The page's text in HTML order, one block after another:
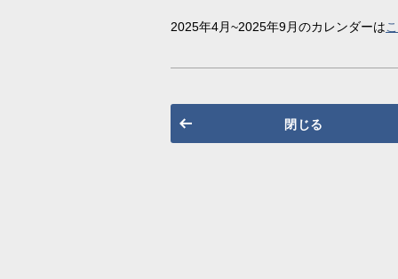
2025年4月~2025年9月のカレンダーは
閉じる